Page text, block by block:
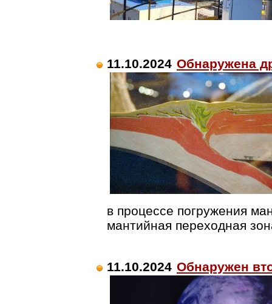
11.10.2024 Обнаружена
в процессе погружения
мантийная переходная
11.10.2024 Обнаружен